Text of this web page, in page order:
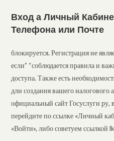
Вход а Личный
Телефона или Почте
блокируется. Регистрация не
если” “соблюдается правила и
доступа. Также есть
дли создания вашего налогового
официальный сайт Госуслуги
перейдите по ссылке «Личный
«Войти», либо советуем ссылкой